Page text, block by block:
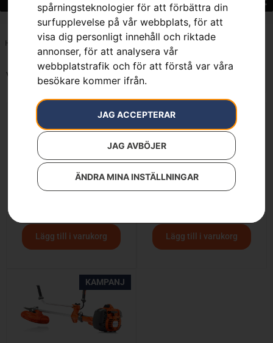
spårningsteknologier för att förbättra din
surfupplevelse på vår webbplats, för att
visa dig personligt innehåll och riktade
annonser, för att analysera vår
webbplatstrafik och för att förstå var våra
besökare kommer ifrån.
JAG ACCEPTERAR
JAG AVBÖJER
ÄNDRA MINA INSTÄLLNINGAR
Hem Scarlett 200-22
Visar alla 3 resultat
KAMPANJ
Husqvarna 336FR
Lägg till i varukorg
Husqvarna 535iFR
Lägg till i varukorg
KAMPANJ